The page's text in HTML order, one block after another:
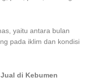
yaitu antara bulan
pada iklim dan kondisi
di Kebumen